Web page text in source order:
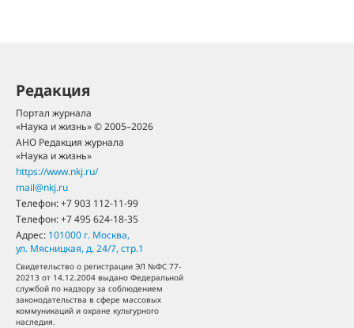
Редакция
Портал журнала
«Наука и жизнь» © 2005–2026
АНО Редакция журнала
«Наука и жизнь»
https://www.nkj.ru/
mail@nkj.ru
Телефон:+7 903 112-11-99
Телефон:+7 495 624-18-35
Адрес: 101000 г. Москва,
ул. Мясницкая, д. 24/7, стр.1
Свидетельство о регистрации ЭЛ №ФС 77-
20213 от 14.12.2004 выдано Федеральной
службой по надзору за соблюдением
законодательства в сфере массовых
коммуникаций и охране культурного
наследия.